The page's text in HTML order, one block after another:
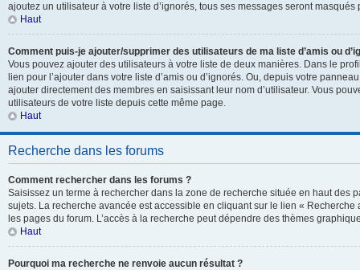
ajoutez un utilisateur à votre liste d’ignorés, tous ses messages seront masqués
Haut
Comment puis-je ajouter/supprimer des utilisateurs de ma liste d’amis ou
Vous pouvez ajouter des utilisateurs à votre liste de deux manières. Dans le
lien pour l’ajouter dans votre liste d’amis ou d’ignorés. Ou, depuis votre
ajouter directement des membres en saisissant leur nom d’utilisateur. Vous
utilisateurs de votre liste depuis cette même page.
Haut
Recherche dans les forums
Comment rechercher dans les forums ?
Saisissez un terme à rechercher dans la zone de recherche située en haut des
sujets. La recherche avancée est accessible en cliquant sur le lien «
les pages du forum. L’accès à la recherche peut dépendre des thèmes
Haut
Pourquoi ma recherche ne renvoie aucun résultat ?